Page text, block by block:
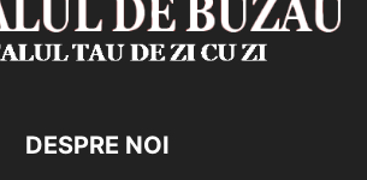
DESPRE NOI